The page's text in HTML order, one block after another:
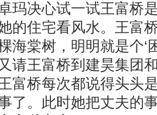
决心试一试王富桥是
的住宅看风水。王富
海棠树，明明就是个‘
请王富桥到建昊集团
富桥每次都说得头头
了。此时她把丈夫的